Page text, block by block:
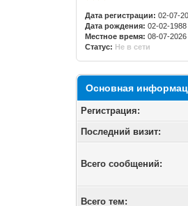
Дата регистрации: 02-07-
Дата рождения: 02-02-1988
Местное время: 08-07-
Статус: Не в сети
Основная
Регистрация:
Последний визит:
Всего сообщений:
Всего тем: